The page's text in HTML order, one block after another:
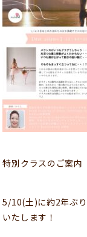
特別クラスのご案内
5/10(土)に約2年ぶ
いたします！